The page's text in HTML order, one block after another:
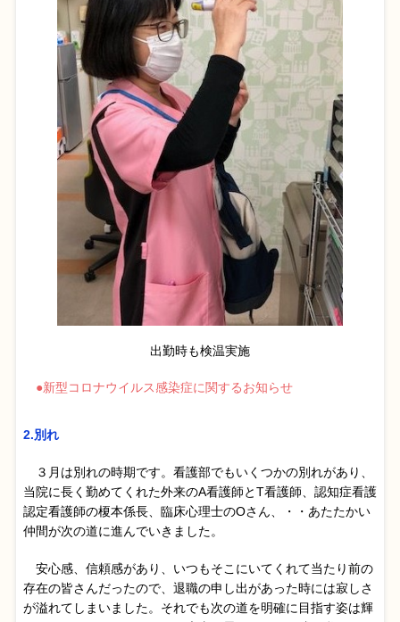
出勤時も検温実施
●新型コロナウイルス感染症に関するお知らせ
2.別れ
３月は別れの時期です。看護部でもいくつかの別れがあり、
当院に長く勤めてくれた外来のA看護師とT看護師、認知症看護
認定看護師の榎本係長、臨床心理士のOさん、・・あたたかい
仲間が次の道に進んでいきました。
安心感、信頼感があり、いつもそこにいてくれて当たり前の
存在の皆さんだったので、退職の申し出があった時には寂しさ
が溢れてしまいました。それでも次の道を明確に目指す姿は輝